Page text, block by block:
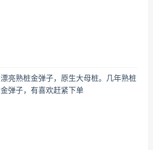
漂亮熟桩金弹子，原生大母桩。几年熟桩
金弹子，有喜欢赶紧下单